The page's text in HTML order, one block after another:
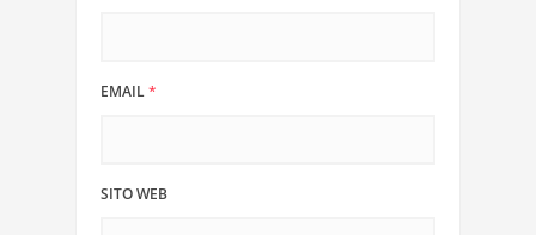
EMAIL*
SITO WEB